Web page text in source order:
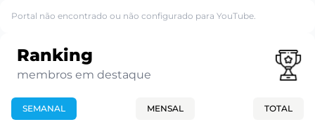
Portal não encontrado ou não configurado para YouTube.
Ranking
membros em destaque
SEMANAL MENSAL TOTAL